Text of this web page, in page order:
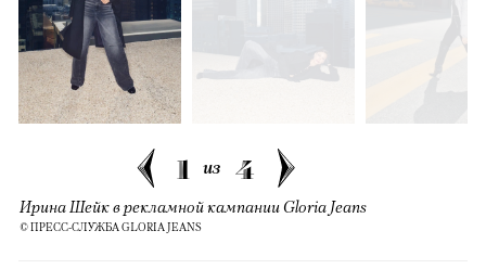
1 из 4
Ирина Шейк в рекламной кампании Gloria Jeans
© ПРЕСС-СЛУЖБА GLORIA JEANS